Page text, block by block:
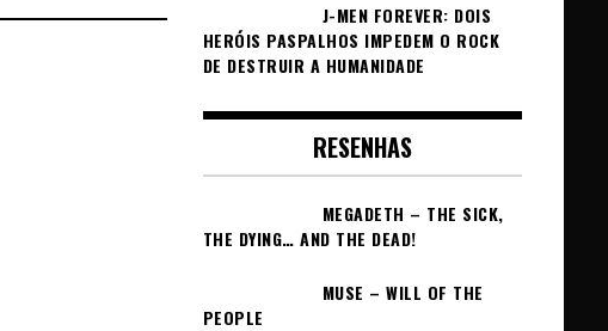
J-MEN FOREVER: DOIS
HERÓIS PASPALHOS IMPEDEM O ROCK
DE DESTRUIR A HUMANIDADE
RESENHAS
MEGADETH – THE SICK,
THE DYING… AND THE DEAD!
MUSE – WILL OF THE
PEOPLE